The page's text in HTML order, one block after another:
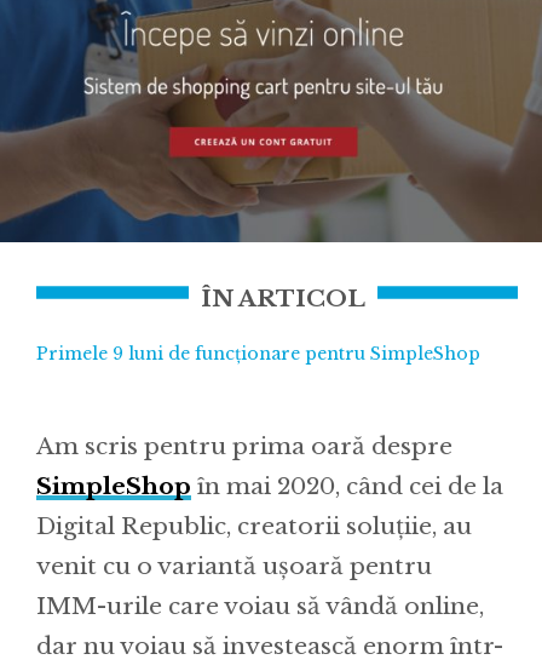
ÎN ARTICOL
Primele 9 luni de funcționare pentru SimpleShop
Am scris pentru prima oară despre
SimpleShop în mai 2020, când cei de la
Digital Republic, creatorii soluțiie, au
venit cu o variantă ușoară pentru
IMM-urile care voiau să vândă online,
dar nu voiau să investească enorm într-